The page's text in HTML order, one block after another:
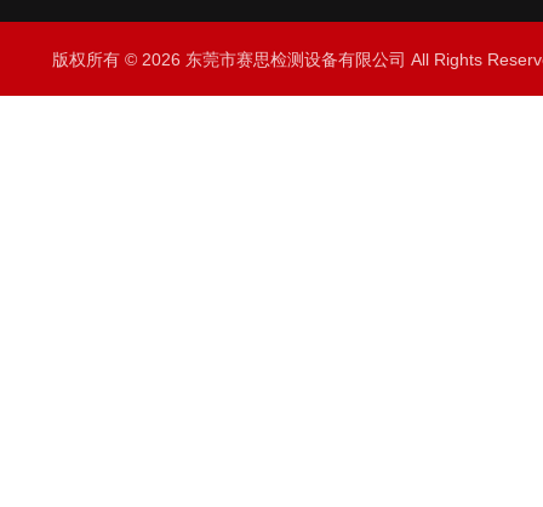
版权所有 © 2026 东莞市赛思检测设备有限公司 All Rights